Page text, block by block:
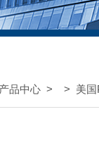
产品中心 > > 美